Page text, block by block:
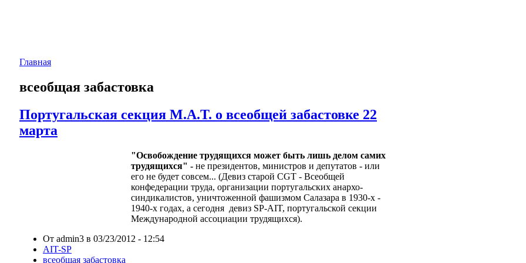
Главная
всеобщая забастовка
Португальская секция М.А.Т. о всеобщей забастовке 22
марта
"Освобождение трудящихся может быть лишь делом самих
трудящихся" - не президентов, министров и депутатов - или
его не будет совсем... (Девиз старой CGT - Всеобщей
конфедерации труда, организации португальских анархо-
синдикалистов, уничтоженной фашизмом Салазара в 1930-х -
1940-х годах, а сегодня девиз SP-AIT, португальской секции
Международной ассоциации трудящихся).
От admin3 в 03/23/2012 - 12:54
AIT-SP
всеобщая забастовка